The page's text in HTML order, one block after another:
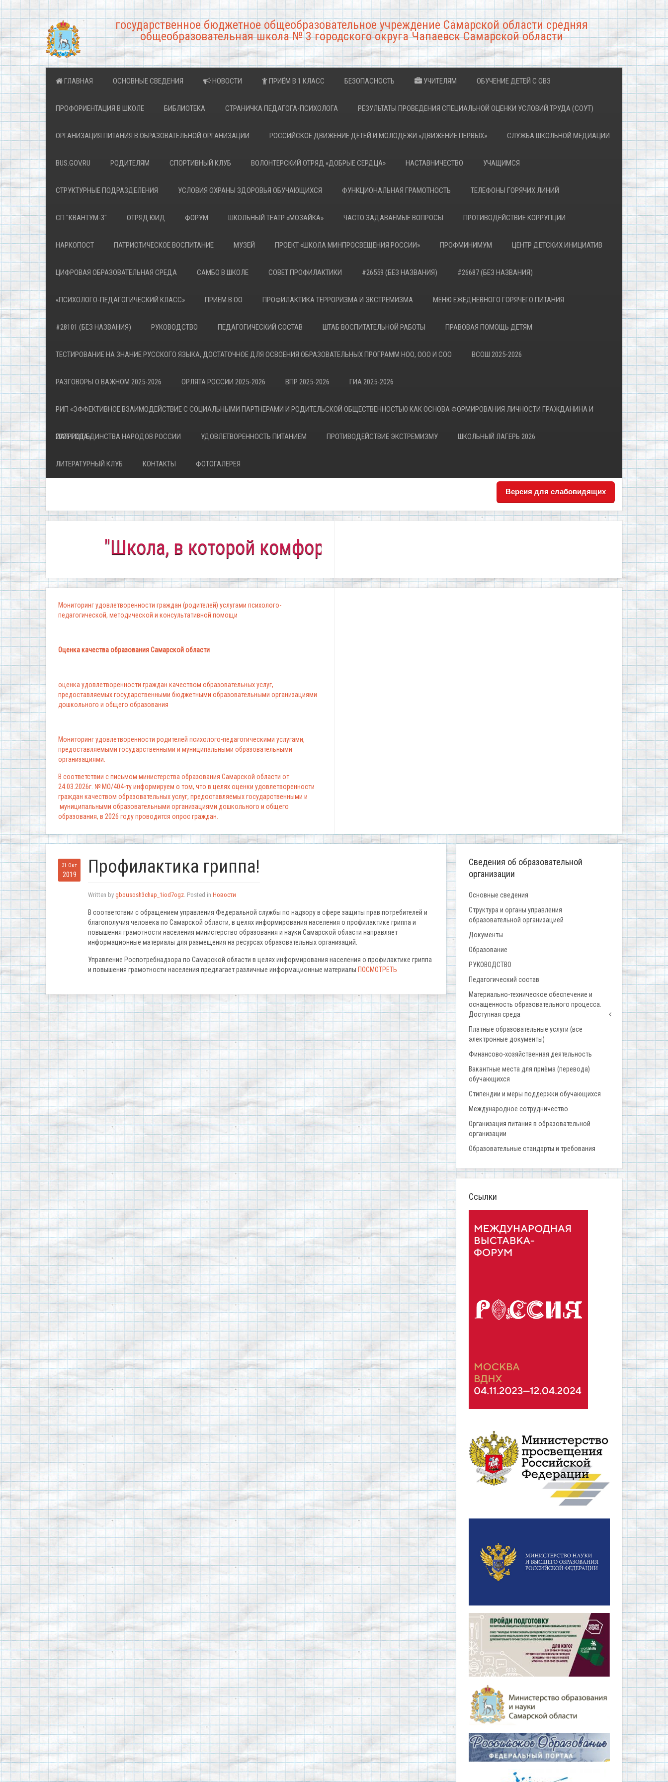
государственное бюджетное общеобразовательное учреждение Самарской области средняя
общеобразовательная школа № 3 городского округа Чапаевск Самарской области
ГЛАВНАЯ ОСНОВНЫЕ СВЕДЕНИЯ НОВОСТИ ПРИЁМ В 1 КЛАСС БЕЗОПАСНОСТЬ УЧИТЕЛЯМ ОБУЧЕНИЕ ДЕТЕЙ С ОВЗ
ПРОФОРИЕНТАЦИЯ В ШКОЛЕ БИБЛИОТЕКА СТРАНИЧКА ПЕДАГОГА-ПСИХОЛОГА РЕЗУЛЬТАТЫ ПРОВЕДЕНИЯ СПЕЦИАЛЬНОЙ ОЦЕНКИ УСЛОВИЙ ТРУДА (СОУТ)
ОРГАНИЗАЦИЯ ПИТАНИЯ В ОБРАЗОВАТЕЛЬНОЙ ОРГАНИЗАЦИИ РОССИЙСКОЕ ДВИЖЕНИЕ ДЕТЕЙ И МОЛОДЁЖИ «ДВИЖЕНИЕ ПЕРВЫХ» СЛУЖБА ШКОЛЬНОЙ МЕДИАЦИИ
BUS.GOV.RU РОДИТЕЛЯМ СПОРТИВНЫЙ КЛУБ ВОЛОНТЕРСКИЙ ОТРЯД «ДОБРЫЕ СЕРДЦА» НАСТАВНИЧЕСТВО УЧАЩИМСЯ
СТРУКТУРНЫЕ ПОДРАЗДЕЛЕНИЯ УСЛОВИЯ ОХРАНЫ ЗДОРОВЬЯ ОБУЧАЮЩИХСЯ ФУНКЦИОНАЛЬНАЯ ГРАМОТНОСТЬ ТЕЛЕФОНЫ ГОРЯЧИХ ЛИНИЙ
СП "КВАНТУМ-3" ОТРЯД ЮИД ФОРУМ ШКОЛЬНЫЙ ТЕАТР «МОЗАЙКА» ЧАСТО ЗАДАВАЕМЫЕ ВОПРОСЫ ПРОТИВОДЕЙСТВИЕ КОРРУПЦИИ
НАРКОПОСТ ПАТРИОТИЧЕСКОЕ ВОСПИТАНИЕ МУЗЕЙ ПРОЕКТ «ШКОЛА МИНПРОСВЕЩЕНИЯ РОССИИ» ПРОФМИНИМУМ ЦЕНТР ДЕТСКИХ ИНИЦИАТИВ
ЦИФРОВАЯ ОБРАЗОВАТЕЛЬНАЯ СРЕДА САМБО В ШКОЛЕ СОВЕТ ПРОФИЛАКТИКИ #26559 (БЕЗ НАЗВАНИЯ) #26687 (БЕЗ НАЗВАНИЯ)
«ПСИХОЛОГО-ПЕДАГОГИЧЕСКИЙ КЛАСС» ПРИЕМ В ОО ПРОФИЛАКТИКА ТЕРРОРИЗМА И ЭКСТРЕМИЗМА МЕНЮ ЕЖЕДНЕВНОГО ГОРЯЧЕГО ПИТАНИЯ
#28101 (БЕЗ НАЗВАНИЯ) РУКОВОДСТВО ПЕДАГОГИЧЕСКИЙ СОСТАВ ШТАБ ВОСПИТАТЕЛЬНОЙ РАБОТЫ ПРАВОВАЯ ПОМОЩЬ ДЕТЯМ
ТЕСТИРОВАНИЕ НА ЗНАНИЕ РУССКОГО ЯЗЫКА, ДОСТАТОЧНОЕ ДЛЯ ОСВОЕНИЯ ОБРАЗОВАТЕЛЬНЫХ ПРОГРАММ НОО, ООО И СОО ВСОШ 2025-2026
РАЗГОВОРЫ О ВАЖНОМ 2025-2026 ОРЛЯТА РОССИИ 2025-2026 ВПР 2025-2026 ГИА 2025-2026
РИП «ЭФФЕКТИВНОЕ ВЗАИМОДЕЙСТВИЕ С СОЦИАЛЬНЫМИ ПАРТНЕРАМИ И РОДИТЕЛЬСКОЙ ОБЩЕСТВЕННОСТЬЮ КАК ОСНОВА ФОРМИРОВАНИЯ ЛИЧНОСТИ ГРАЖДАНИНА И
ПАТРИОТА»
2026 ГОД ЕДИНСТВА НАРОДОВ РОССИИ УДОВЛЕТВОРЕННОСТЬ ПИТАНИЕМ ПРОТИВОДЕЙСТВИЕ ЭКСТРЕМИЗМУ ШКОЛЬНЫЙ ЛАГЕРЬ 2026
ЛИТЕРАТУРНЫЙ КЛУБ КОНТАКТЫ ФОТОГАЛЕРЕЯ
Версия для слабовидящих
"Школа, в которой комфортно всем!"
Мониторинг удовлетворенности граждан (родителей) услугами психолого-
педагогической, методической и консультативной помощи
Оценка качества образования Самарской области
оценка удовлетворенности граждан качеством образовательных услуг,
предоставляемых государственными бюджетными образовательными организациями
дошкольного и общего образования
Мониторинг удовлетворенности родителей психолого-педагогическими услугами,
предоставляемыми государственными и муниципальными образовательными
организациями.
В соответствии с письмом министерства образования Самарской области от
24.03.2026г. № МО/404-ту информируем о том, что в целях оценки удовлетворенности
граждан качеством образовательных услуг, предоставляемых государственными и
муниципальными образовательными организациями дошкольного и общего
образования, в 2026 году проводится опрос граждан.
31 Окт
2019 Профилактика гриппа!
Written by gbousosh3chap_1iod7ogz. Posted in Новости
В соответствии с обращением управления Федеральной службы по надзору в сфере защиты прав потребителей и
благополучия человека по Самарской области, в целях информирования населения о профилактике гриппа и
повышения грамотности населения министерство образования и науки Самарской области направляет
информационные материалы для размещения на ресурсах образовательных организаций.
Управление Роспотребнадзора по Самарской области в целях информирования населения о профилактике гриппа
и повышения грамотности населения предлагает различные информационные материалы ПОСМОТРЕТЬ
Сведения об образовательной
организации
Основные сведения
Структура и органы управления
образовательной организацией
Документы
Образование
РУКОВОДСТВО
Педагогический состав
Материально-техническое обеспечение и
оснащенность образовательного процесса.
Доступная среда
Платные образовательные услуги (все
электронные документы)
Финансово-хозяйственная деятельность
Вакантные места для приёма (перевода)
обучающихся
Стипендии и меры поддержки обучающихся
Международное сотрудничество
Организация питания в образовательной
организации
Образовательные стандарты и требования
Ссылки